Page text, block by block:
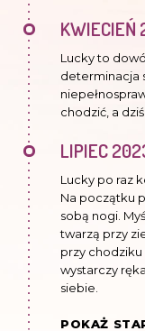
KWIECIEŃ
Lucky to
determinacja
chodzić, a
LIPIEC
Lucky po raz
Na początku
sobą nogi.
twarzą przy
przy chodziku
wystarczy
siebie.
POKAŻ